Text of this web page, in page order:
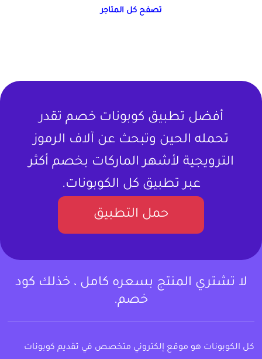
تصفح كل المتاجر
أفضل تطبيق كوبونات خصم تقدر
تحمله الحين وتبحث عن آلاف الرموز
الترويجية لأشهر الماركات بخصم أكثر
عبر تطبيق كل الكوبونات.
حمل التطبيق
لا تشتري المنتج بسعره كامل ، خذلك كود
خصم.
كل الكوبونات هو موقع إلكتروني متخصص في تقديم كوبونات